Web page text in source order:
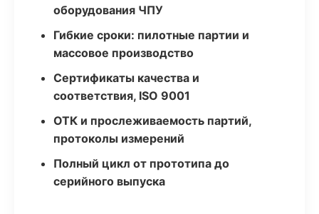
оборудования ЧПУ
Гибкие сроки: пилотные партии и
массовое производство
Сертификаты качества и
соответствия, ISO 9001
ОТК и прослеживаемость партий,
протоколы измерений
Полный цикл от прототипа до
серийного выпуска